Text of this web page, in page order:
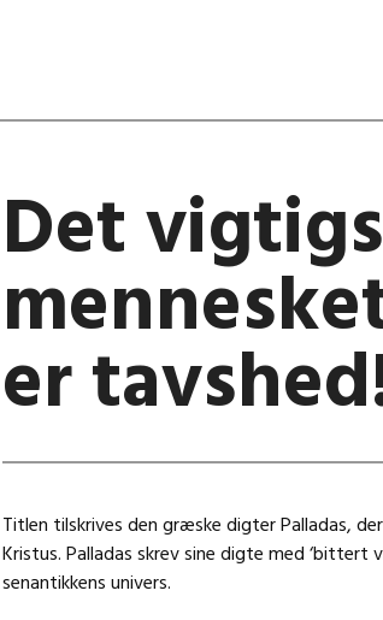
Det
er
Titlen tilskrives den græske digter Palladas,
Kristus. Palladas skrev sine digte med
senantikkens univers.